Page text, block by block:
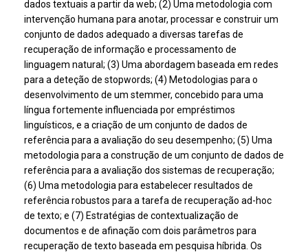
dados textuais a partir da web; (2) Uma metodologia com
intervenção humana para anotar, processar e construir um
conjunto de dados adequado a diversas tarefas de
recuperação de informação e processamento de
linguagem natural; (3) Uma abordagem baseada em redes
para a deteção de stopwords; (4) Metodologias para o
desenvolvimento de um stemmer, concebido para uma
língua fortemente influenciada por empréstimos
linguísticos, e a criação de um conjunto de dados de
referência para a avaliação do seu desempenho; (5) Uma
metodologia para a construção de um conjunto de dados de
referência para a avaliação dos sistemas de recuperação;
(6) Uma metodologia para estabelecer resultados de
referência robustos para a tarefa de recuperação ad-hoc
de texto; e (7) Estratégias de contextualização de
documentos e de afinação com dois parâmetros para
recuperação de texto baseada em pesquisa híbrida. Os